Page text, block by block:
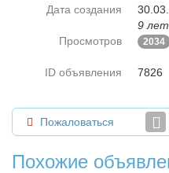
Дата создания
9
Просмотров
2034
ID объявления 7826
Пожаловаться
Похожие